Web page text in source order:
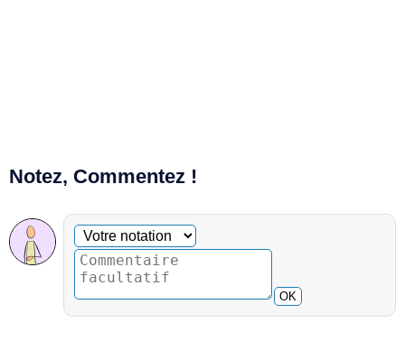
Notez, Commentez !
Commentaire facultatif
Votre notation
OK